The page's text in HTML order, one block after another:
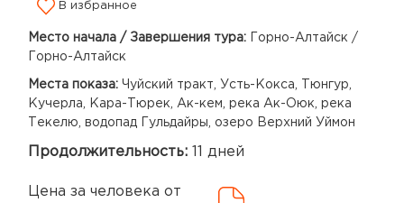
В избранное
Место начала / Завершения тура:
Горно-Алтайск /
Горно-Алтайск
Места показа: Чуйский тракт, Усть-Кокса, Тюнгур,
Кучерла, Кара-Тюрек, Ак-кем, река Ак-Оюк, река
Текелю, водопад Гульдайры, озеро Верхний Уймон
Продолжительность: 11 дней
Цена за человека от